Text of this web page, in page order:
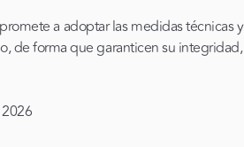
a adoptar las medidas
de forma que garanticen su